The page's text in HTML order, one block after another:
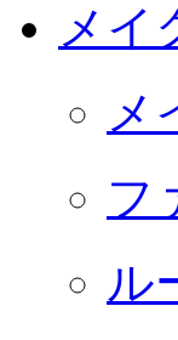
メイ
メ
フ
ル